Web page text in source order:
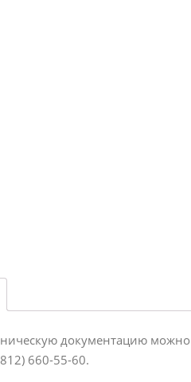
документацию
660-55-60.